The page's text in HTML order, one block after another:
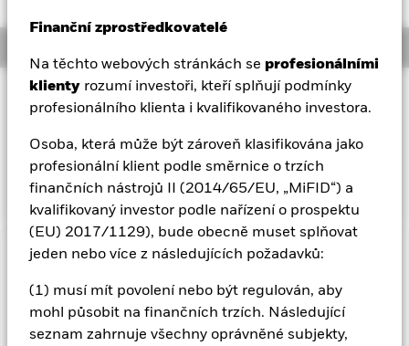
Finanční zprostředkovatelé
Na těchto webových stránkách se profesionálními
klienty rozumí investoři, kteří splňují podmínky
profesionálního klienta i kvalifikovaného investora.
Osoba, která může být zároveň klasifikována jako
profesionální klient podle směrnice o trzích
finančních nástrojů II (2014/65/EU, „MiFID“) a
kvalifikovaný investor podle nařízení o prospektu
(EU) 2017/1129), bude obecně muset splňovat
jeden nebo více z následujících požadavků:
(1) musí mít povolení nebo být regulován, aby
mohl působit na finančních trzích. Následující
seznam zahrnuje všechny oprávněné subjekty,
INVESTIČNÍ CÍL
dlouhodobého kapitálového růstu vaší investice, přičemž
výnosy se odvíjejí od indexu MSCI USA Index (dále jen
„referenční index“).
Důležité informace: Rizikový kapitál.
příjmů z nich může klesat i stoupat a není zaručena. Investoři
nemusí získat zpět částku, kterou původně investovali.
Hodnotu vlastnických podílů a cenných papírů týkajících se
vlastnických podílů lze ovlivnit denními pohyby na burze.